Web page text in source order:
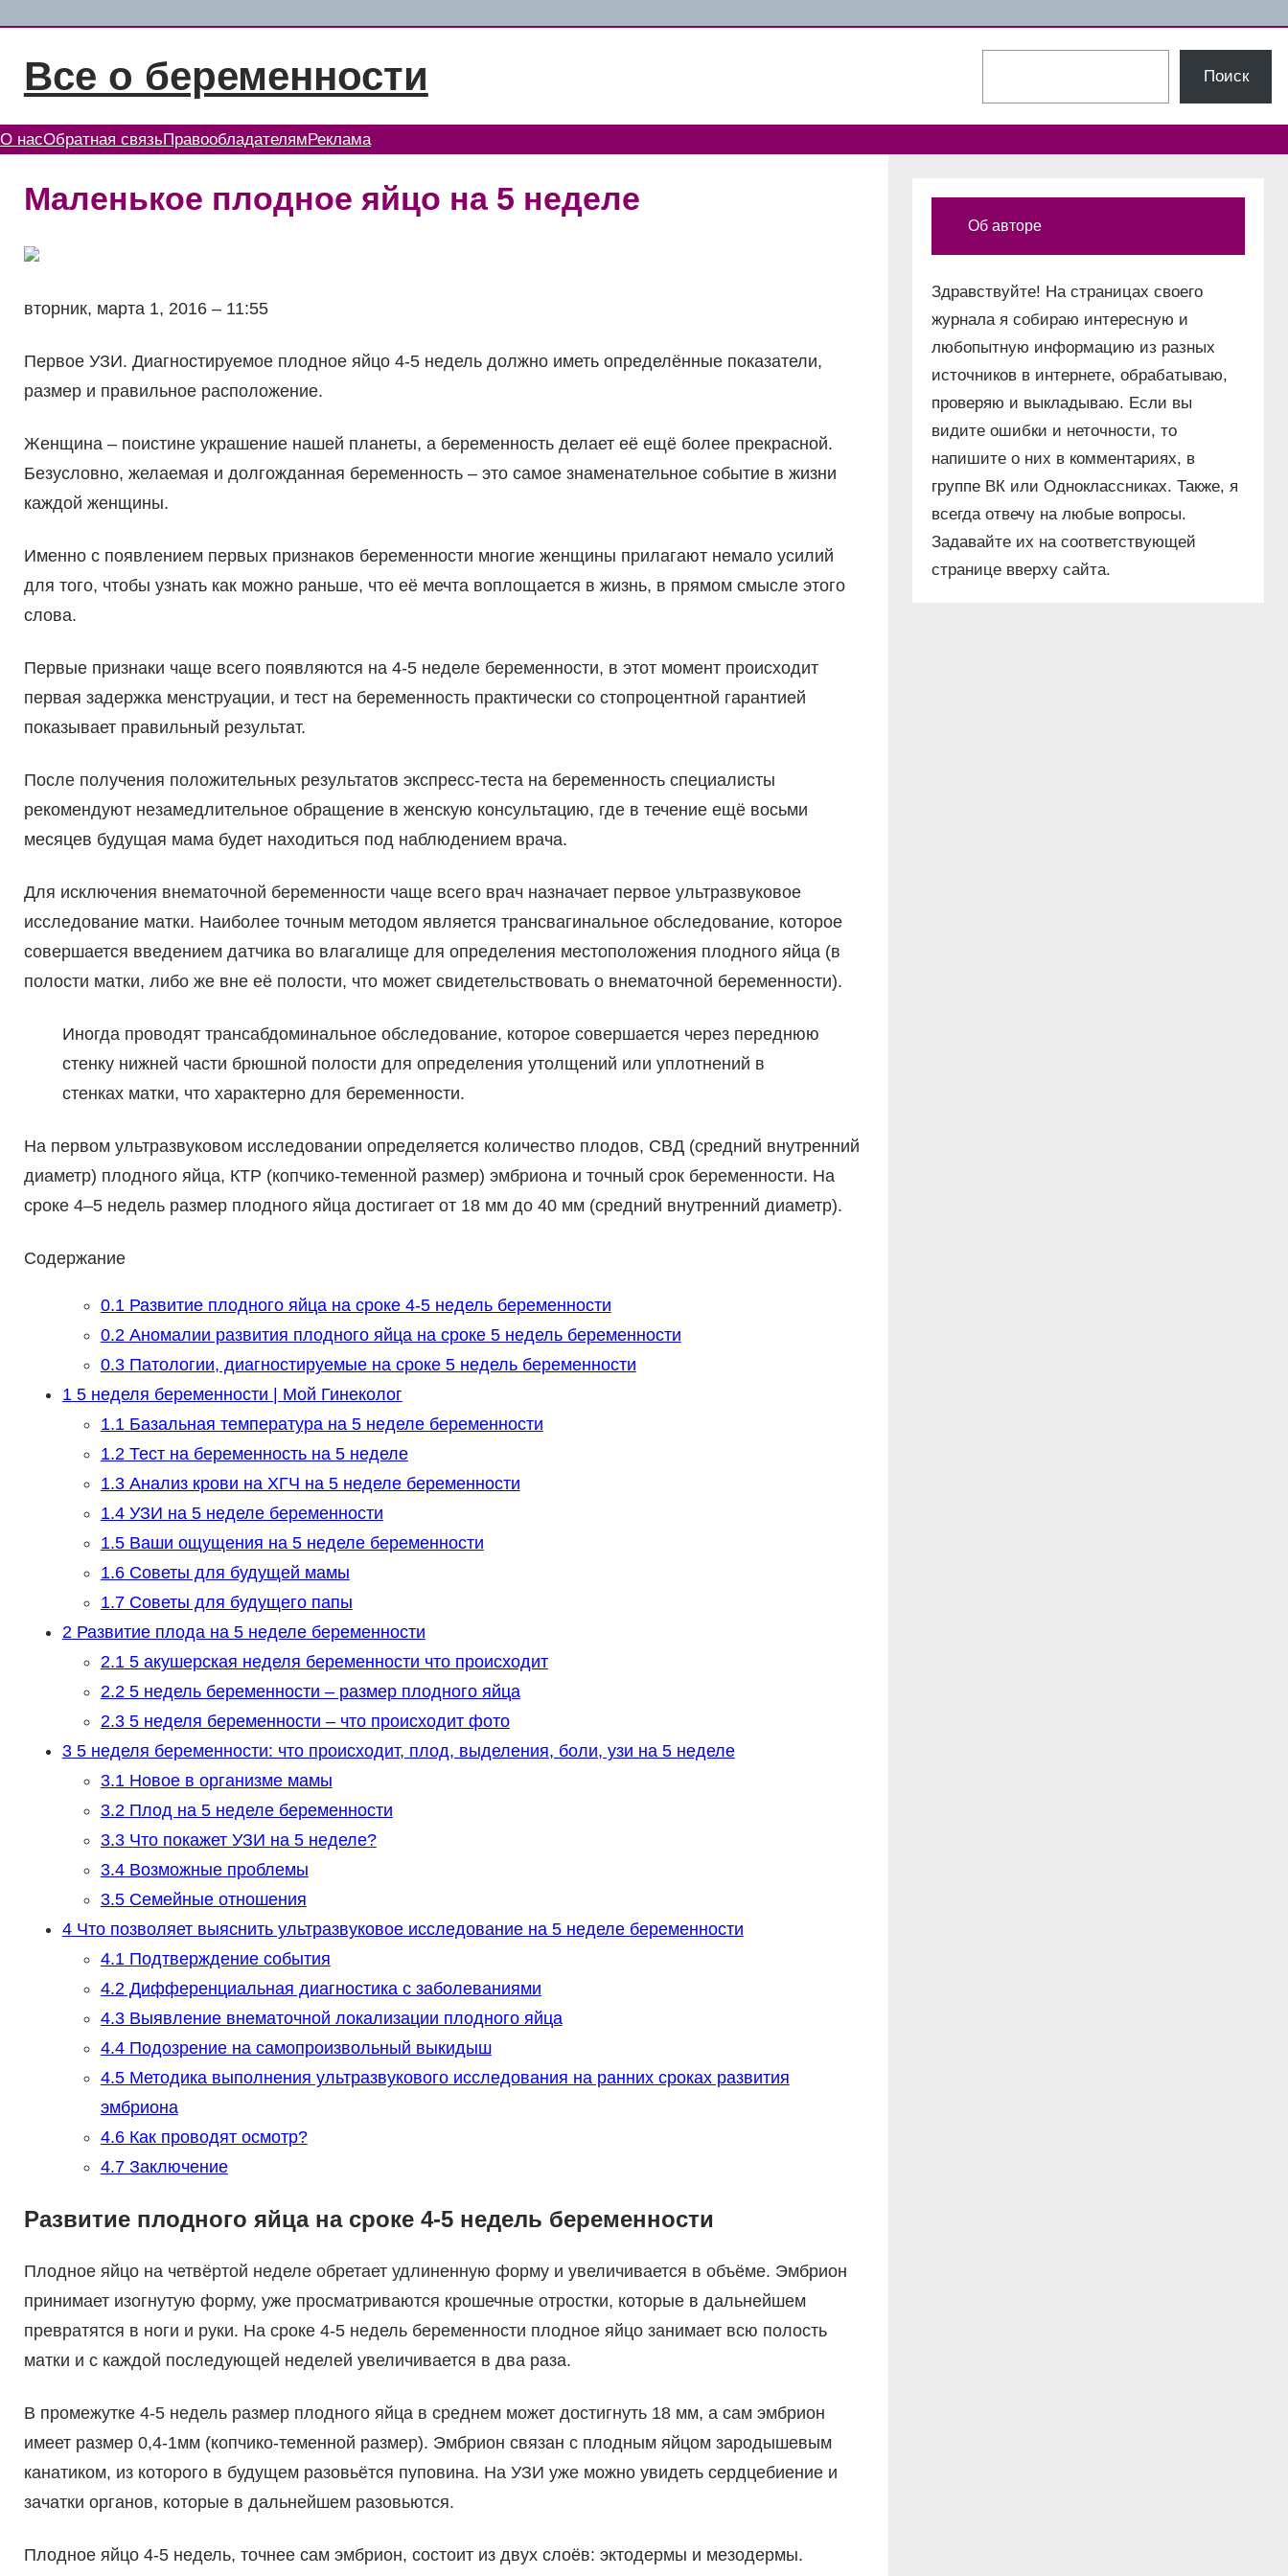
содержимому
Все о беременности Поиск
О насОбратная связьПравообладателям Реклама
Маленькое плодное яйцо на 5 неделе
вторник, марта 1, 2016 – 11:55
Первое УЗИ. Диагностируемое плодное яйцо 4-5 недель должно иметь определённые показатели,
размер и правильное расположение.
Женщина – поистине украшение нашей планеты, а беременность делает её ещё более прекрасной.
Безусловно, желаемая и долгожданная беременность – это самое знаменательное событие в жизни
каждой женщины.
Именно с появлением первых признаков беременности многие женщины прилагают немало усилий
для того, чтобы узнать как можно раньше, что её мечта воплощается в жизнь, в прямом смысле этого
слова.
Первые признаки чаще всего появляются на 4-5 неделе беременности, в этот момент происходит
первая задержка менструации, и тест на беременность практически со стопроцентной гарантией
показывает правильный результат.
После получения положительных результатов экспресс-теста на беременность специалисты
рекомендуют незамедлительное обращение в женскую консультацию, где в течение ещё восьми
месяцев будущая мама будет находиться под наблюдением врача.
Для исключения внематочной беременности чаще всего врач назначает первое ультразвуковое
исследование матки. Наиболее точным методом является трансвагинальное обследование, которое
совершается введением датчика во влагалище для определения местоположения плодного яйца (в
полости матки, либо же вне её полости, что может свидетельствовать о внематочной беременности).
Иногда проводят трансабдоминальное обследование, которое совершается через переднюю
стенку нижней части брюшной полости для определения утолщений или уплотнений в
стенках матки, что характерно для беременности.
На первом ультразвуковом исследовании определяется количество плодов, СВД (средний внутренний
диаметр) плодного яйца, КТР (копчико-теменной размер) эмбриона и точный срок беременности. На
сроке 4–5 недель размер плодного яйца достигает от 18 мм до 40 мм (средний внутренний диаметр).
Содержание
0.1Развитие плодного яйца на сроке 4-5 недель беременности
0.2Аномалии развития плодного яйца на сроке 5 недель беременности
0.3Патологии, диагностируемые на сроке 5 недель беременности
15 неделя беременности | Мой Гинеколог
1.1Базальная температура на 5 неделе беременности
1.2Тест на беременность на 5 неделе
1.3Анализ крови на ХГЧ на 5 неделе беременности
1.4УЗИ на 5 неделе беременности
1.5Ваши ощущения на 5 неделе беременности
1.6Советы для будущей мамы
1.7Советы для будущего папы
2Развитие плода на 5 неделе беременности
2.15 акушерская неделя беременности что происходит
2.25 недель беременности – размер плодного яйца
2.35 неделя беременности – что происходит фото
35 неделя беременности: что происходит, плод, выделения, боли, узи на 5 неделе
3.1Новое в организме мамы
3.2Плод на 5 неделе беременности
3.3Что покажет УЗИ на 5 неделе?
3.4Возможные проблемы
3.5Семейные отношения
4Что позволяет выяснить ультразвуковое исследование на 5 неделе беременности
4.1Подтверждение события
4.2Дифференциальная диагностика с заболеваниями
4.3Выявление внематочной локализации плодного яйца
4.4Подозрение на самопроизвольный выкидыш
4.5Методика выполнения ультразвукового исследования на ранних сроках развития
эмбриона
4.6Как проводят осмотр?
4.7Заключение
Развитие плодного яйца на сроке 4-5 недель беременности
Плодное яйцо на четвёртой неделе обретает удлиненную форму и увеличивается в объёме. Эмбрион
принимает изогнутую форму, уже просматриваются крошечные отростки, которые в дальнейшем
превратятся в ноги и руки. На сроке 4-5 недель беременности плодное яйцо занимает всю полость
матки и с каждой последующей неделей увеличивается в два раза.
В промежутке 4-5 недель размер плодного яйца в среднем может достигнуть 18 мм, а сам эмбрион
имеет размер 0,4-1мм (копчико-теменной размер). Эмбрион связан с плодным яйцом зародышевым
канатиком, из которого в будущем разовьётся пуповина. На УЗИ уже можно увидеть сердцебиение и
зачатки органов, которые в дальнейшем разовьются.
Плодное яйцо 4-5 недель, точнее сам эмбрион, состоит из двух слоёв: эктодермы и мезодермы.
Об авторе
Здравствуйте! На страницах своего
журнала я собираю интересную и
любопытную информацию из разных
источников в интернете, обрабатываю,
проверяю и выкладываю. Если вы
видите ошибки и неточности, то
напишите о них в комментариях, в
группе ВК или Одноклассниках. Также, я
всегда отвечу на любые вопросы.
Задавайте их на соответствующей
странице вверху сайта.